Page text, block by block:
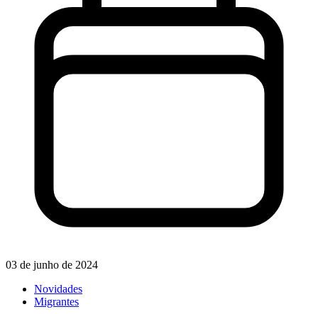
03 de junho de 2024
Novidades
Migrantes